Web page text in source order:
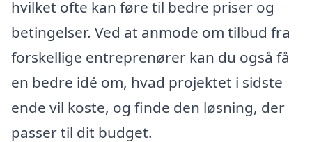
hvilket ofte kan føre til bedre priser og
betingelser. Ved at anmode om tilbud fra
forskellige entreprenører kan du også få
en bedre idé om, hvad projektet i sidste
ende vil koste, og finde den løsning, der
passer til dit budget.